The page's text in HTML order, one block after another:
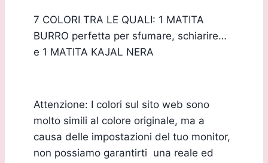
7 COLORI TRA LE QUALI: 1 MATITA
BURRO perfetta per sfumare, schiarire…
e 1 MATITA KAJAL NERA
Attenzione: I colori sul sito web sono
molto simili al colore originale, ma a
causa delle impostazioni del tuo monitor,
non possiamo garantirti una reale ed